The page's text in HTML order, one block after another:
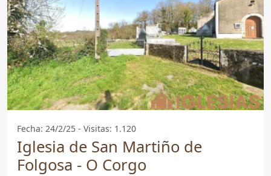
Fecha: 24/2/25 - Visitas: 1.120
Iglesia de San Martiño de
Folgosa - O Corgo